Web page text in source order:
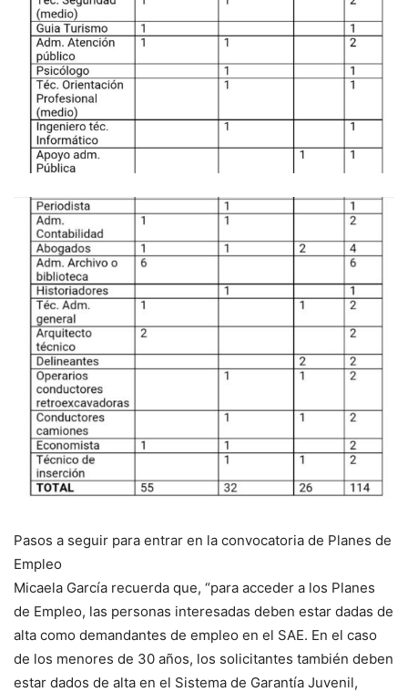
Pasos a seguir para entrar en la convocatoria de Planes de
Empleo
Micaela García recuerda que, “para acceder a los Planes
de Empleo, las personas interesadas deben estar dadas de
alta como demandantes de empleo en el SAE. En el caso
de los menores de 30 años, los solicitantes también deben
estar dados de alta en el Sistema de Garantía Juvenil,